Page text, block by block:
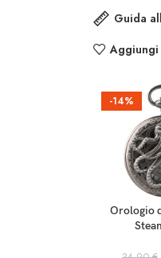
Guida
-14%
SCEGLI
Orologio